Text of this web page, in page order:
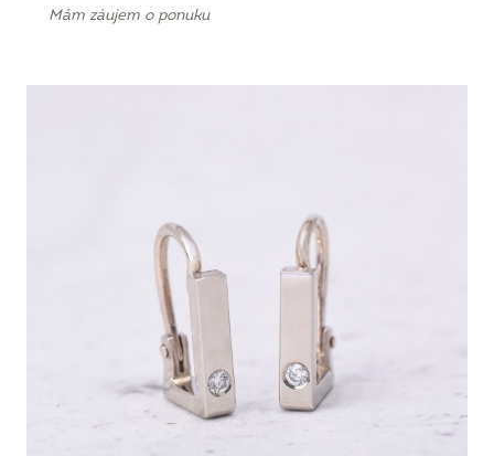
Mám záujem o ponuku